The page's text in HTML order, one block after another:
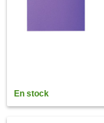
En stock